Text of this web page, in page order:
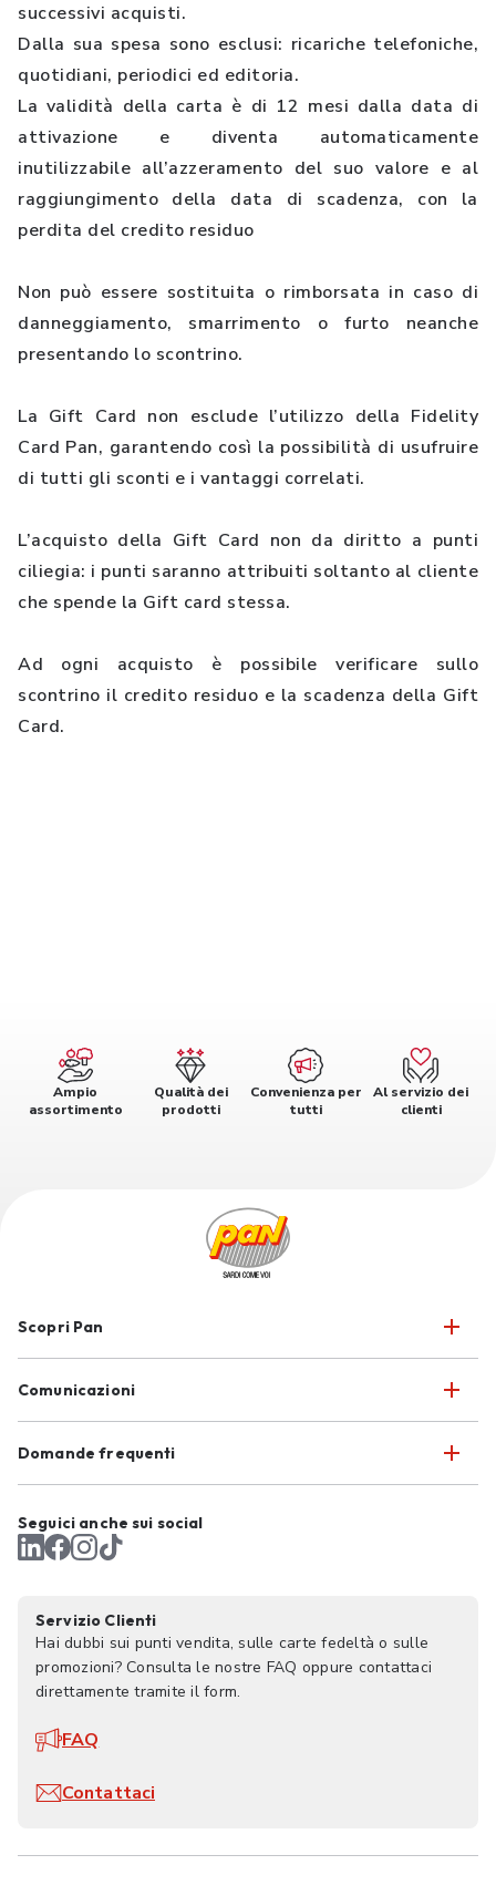
successivi acquisti.
Dalla sua spesa sono esclusi: ricariche telefoniche,
quotidiani, periodici ed editoria.
La validità della carta è di 12 mesi dalla data di
attivazione e diventa automaticamente
inutilizzabile all’azzeramento del suo valore e al
raggiungimento della data di scadenza, con la
perdita del credito residuo
Non può essere sostituita o rimborsata in caso di
danneggiamento, smarrimento o furto neanche
presentando lo scontrino.
La Gift Card non esclude l’utilizzo della Fidelity
Card Pan, garantendo così la possibilità di usufruire
di tutti gli sconti e i vantaggi correlati.
L’acquisto della Gift Card non da diritto a punti
ciliegia: i punti saranno attribuiti soltanto al cliente
che spende la Gift card stessa.
Ad ogni acquisto è possibile verificare sullo
scontrino il credito residuo e la scadenza della Gift
Card.
Ampio
assortimento
Qualità dei
prodotti
Convenienza per
tutti
Al servizio dei
clienti
Scopri Pan
Comunicazioni
Domande frequenti
Seguici anche sui social
Servizio Clienti
Hai dubbi sui punti vendita, sulle carte fedeltà o sulle
promozioni? Consulta le nostre FAQ oppure contattaci
direttamente tramite il form.
FAQ
Contattaci